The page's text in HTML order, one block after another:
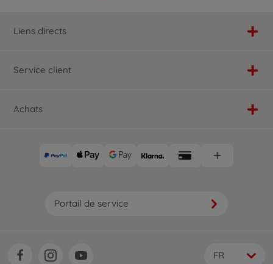
Liens directs
Service client
Achats
Portail de service
FR